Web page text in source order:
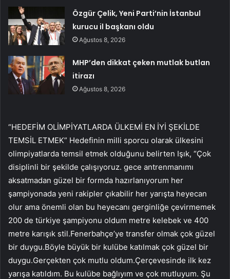
Özgür Çelik, Yeni Parti’nin İstanbul
kurucu il başkanı oldu
Ağustos 8, 2026
MHP’den dikkat çeken mutlak butlan
itirazı
Ağustos 8, 2026
“HEDEFİM OLİMPİYATLARDA ÜLKEMİ EN İYİ ŞEKİLDE
TEMSİL ETMEK” Hedefinin milli sporcu olarak ülkesini
olimpiyatlarda temsil etmek olduğunu belirten Işık, “Çok
disiplinli bir şekilde çalışıyoruz. gece antrenmanımı
aksatmadan güzel bir formda hazırlanıyorum her
şampiyonada yeni rakipler çıkabilir her yarışta heyecan
olur ama önemli olan bu heyecanı gerginliğe çevirmemek
200 de türkiye şampiyonu oldum metre kelebek ve 400
metre karışık stil.Fenerbahçe’ye transfer olmak çok güzel
bir duygu.Böyle büyük bir kulübe katılmak çok güzel bir
duygu.Gerçekten çok mutlu oldum.Çerçevesinde ilk kez
yarışa katıldım. Bu kulübe bağlıyım ve çok mutluyum. Şu